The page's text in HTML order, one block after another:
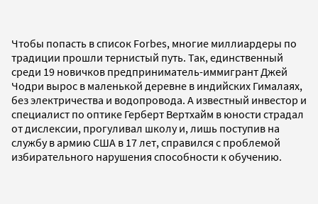
Чтобы попасть в список Forbes, многие миллиардеры по
традиции прошли тернистый путь. Так, единственный
среди 19 новичков предприниматель-иммигрант Джей
Чодри вырос в маленькой деревне в индийских Гималаях,
без электричества и водопровода. А известный инвестор и
специалист по оптике Герберт Вертхайм в юности страдал
от дислексии, прогуливал школу и, лишь поступив на
службу в армию США в 17 лет, справился с проблемой
избирательного нарушения способности к обучению.